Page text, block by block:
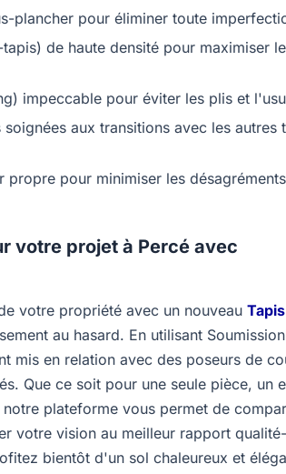
plancher pour éliminer toute
de haute densité pour maximiser
impeccable pour éviter les plis et
aux transitions avec les autres
propre pour minimiser les
votre projet à Percé avec
votre propriété avec un nouveau
au hasard. En utilisant
mis en relation avec des poseurs de
Que ce soit pour une seule pièce, un
plateforme vous permet de
votre vision au meilleur rapport
bientôt d'un sol chaleureux et